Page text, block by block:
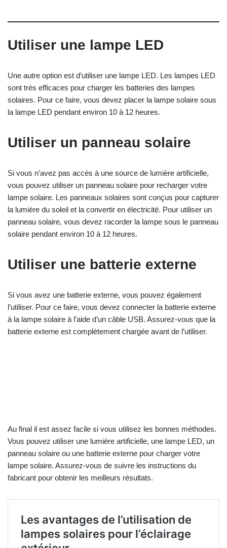
Utiliser une lampe LED
Une autre option est d’utiliser une lampe LED. Les lampes LED
sont très efficaces pour charger les batteries des lampes
solaires. Pour ce faire, vous devez placer la lampe solaire sous
la lampe LED pendant environ 10 à 12 heures.
Utiliser un panneau solaire
Si vous n’avez pas accès à une source de lumière artificielle,
vous pouvez utiliser un panneau solaire pour recharger votre
lampe solaire. Les panneaux solaires sont conçus pour capturer
la lumière du soleil et la convertir en électricité. Pour utiliser un
panneau solaire, vous devez racorder la lampe sous le panneau
solaire pendant environ 10 à 12 heures.
Utiliser une batterie externe
Si vous avez une batterie externe, vous pouvez également
l’utiliser. Pour ce faire, vous devez connecter la batterie externe
à la lampe solaire à l’aide d’un câble USB. Assurez-vous que la
batterie externe est complètement chargée avant de l’utiliser.
Au final il est assez facile si vous utilisez les bonnes méthodes.
Vous pouvez utiliser une lumière artificielle, une lampe LED, un
panneau solaire ou une batterie externe pour charger votre
lampe solaire. Assurez-vous de suivre les instructions du
fabricant pour obtenir les meilleurs résultats.